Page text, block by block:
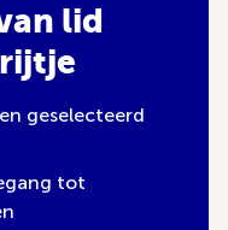
lid
geselecteerd
tot